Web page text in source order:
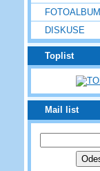
FOTOALBUM
DISKUSE
Toplist
Mail list